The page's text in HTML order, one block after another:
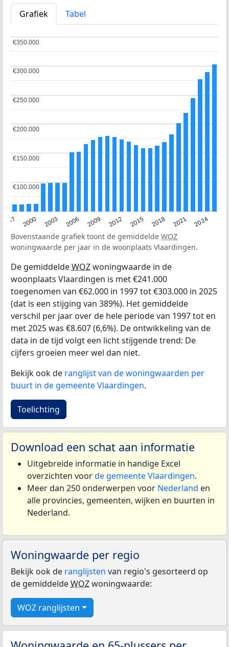
Grafiek
Tabel
1997 2000 2003 2006 2009 2012 2015 2018 2021 2024
€100.000
€100.000
€150.000
€150.000
€200.000
€200.000
€250.000
€250.000
€300.000
€300.000
€350.000
€350.000
Bovenstaande grafiek toont de gemiddelde WOZ
woningwaarde per jaar in de woonplaats Vlaardingen.
De gemiddeldeWOZwoningwaarde in de
woonplaats Vlaardingen is met €241.000
toegenomen van €62.000 in 1997 tot €303.000 in 2025
(dat is een stijging van 389%). Het gemiddelde
verschil per jaar over de hele periode van 1997 tot en
met 2025 was €8.607 (6,6%). De ontwikkeling van de
data in de tijd volgt een licht stijgende trend: De
cijfers groeien meer wel dan niet.
Bekijk ook de ranglijst van de woningwaarden per
buurt in de gemeente Vlaardingen.
Toelichting
Download een schat aan informatie
Uitgebreide informatie in handige Excel
overzichten voorde gemeente Vlaardingen.
Meer dan 250 onderwerpen voor Nederland en
alle provincies, gemeenten, wijken en buurten in
Nederland.
Woningwaarde per regio
Bekijk ook de ranglijsten van regio's gesorteerd op
de gemiddeldeWOZwoningwaarde:
WOZ ranglijsten